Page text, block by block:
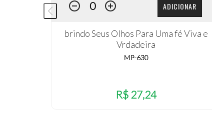
ADICIONAR
brindo Seus Olhos Para Uma fé Viva e
Vrdadeira
MP-630
R$ 27,24